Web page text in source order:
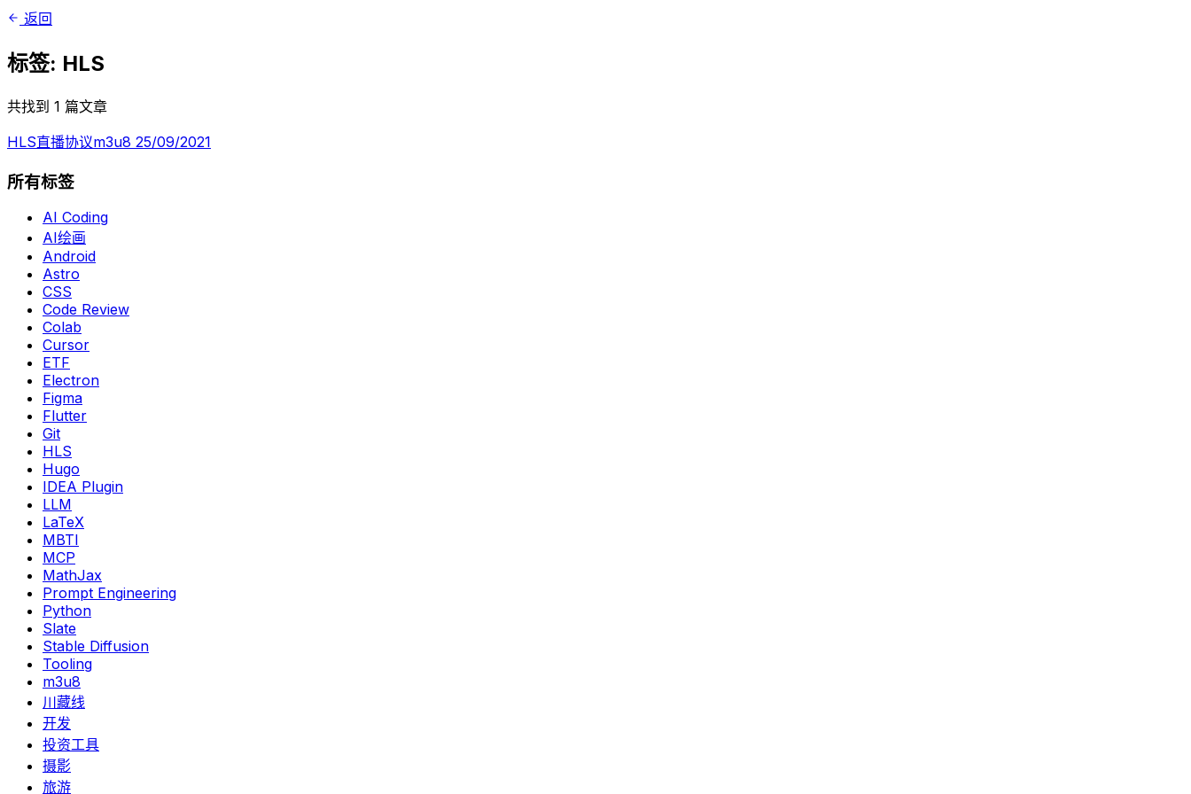
返回
标签: HLS
共找到 1 篇文章
HLS直播协议m3u8 25/09/2021
所有标签
AI Coding
AI绘画
Android
Astro
CSS
Code Review
Colab
Cursor
ETF
Electron
Figma
Flutter
Git
HLS
Hugo
IDEA Plugin
LLM
LaTeX
MBTI
MCP
MathJax
Prompt Engineering
Python
Slate
Stable Diffusion
Tooling
m3u8
川藏线
开发
投资工具
摄影
旅游